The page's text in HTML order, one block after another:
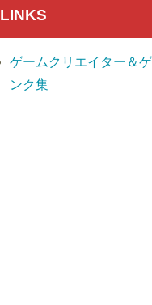
LINKS
ゲームクリエイター＆
ンク集